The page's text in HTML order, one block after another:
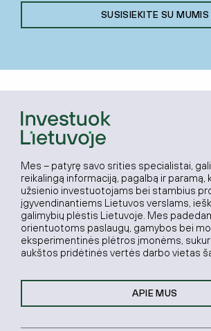
SUSISIEKITE SU MUMIS
Mes – patyrę savo srities specialistai,
reikalingą informaciją, pagalbą ir paramą,
užsienio investuotojams bei stambius
įgyvendinantiems Lietuvos verslams,
galimybių plėstis Lietuvoje. Mes
orientuotoms paslaugų, gamybos bei
eksperimentinės plėtros įmonėms,
aukštos pridėtinės vertės darbo vietas
APIE MUS